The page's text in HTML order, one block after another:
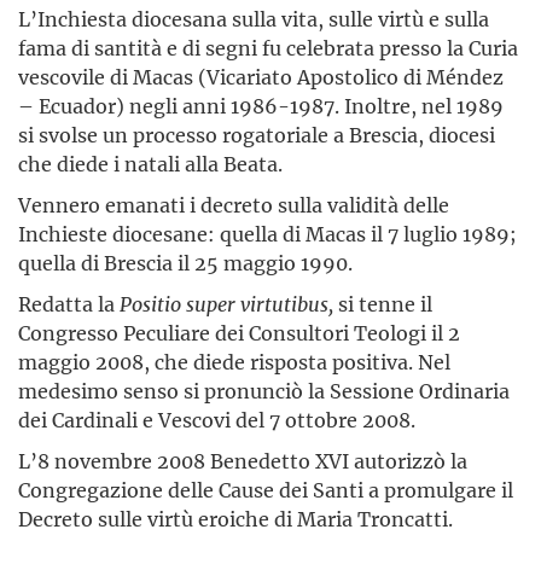
L’Inchiesta diocesana sulla vita, sulle virtù e sulla
fama di santità e di segni fu celebrata presso la Curia
vescovile di Macas (Vicariato Apostolico di Méndez
– Ecuador) negli anni 1986-1987. Inoltre, nel 1989
si svolse un processo rogatoriale a Brescia, diocesi
che diede i natali alla Beata.
Vennero emanati i decreto sulla validità delle
Inchieste diocesane: quella di Macas il 7 luglio 1989;
quella di Brescia il 25 maggio 1990.
Redatta laPositiosuper virtutibus,si tenne il
Congresso Peculiare dei Consultori Teologi il 2
maggio 2008, che diede risposta positiva. Nel
medesimo senso si pronunciò la Sessione Ordinaria
dei Cardinali e Vescovi del 7 ottobre 2008.
L’8 novembre 2008 Benedetto XVI autorizzò la
Congregazione delle Cause dei Santi a promulgare il
Decreto sulle virtù eroiche di Maria Troncatti.